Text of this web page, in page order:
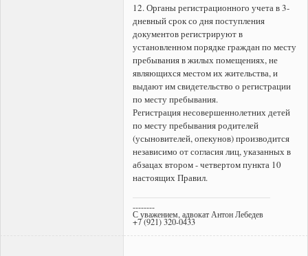
12. Органы регистрационного учета в 3-
дневный срок со дня поступления
документов регистрируют в
установленном порядке граждан по месту
пребывания в жилых помещениях, не
являющихся местом их жительства, и
выдают им свидетельство о регистрации
по месту пребывания.
Регистрация несовершеннолетних детей
по месту пребывания родителей
(усыновителей, опекунов) производится
независимо от согласия лиц, указанных в
абзацах втором - четвертом пункта 10
настоящих Правил.
--------
С уважением, адвокат Антон Лебедев
+7 (921) 320-0433